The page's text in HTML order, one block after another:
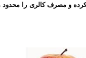
و مصرف کالری را محدود